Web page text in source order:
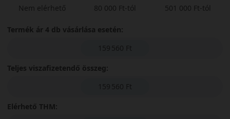
Nem elérhető
80 000 Ft-tól
501 000 Ft-tól
Termék ár 4 db vásárlása esetén:
159 560 Ft
Teljes viszafizetendő összeg:
159 560 Ft
Elérhető THM: